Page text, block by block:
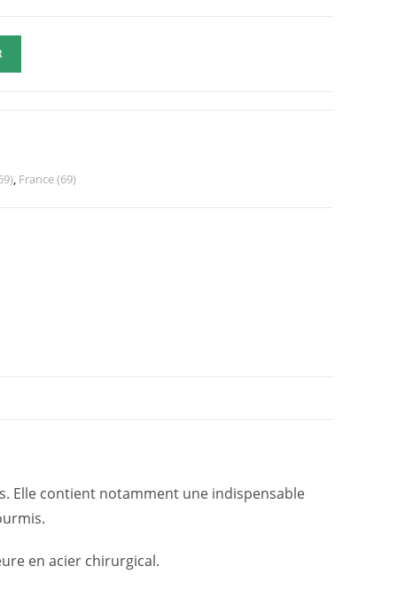
, France (69)
Elle contient notamment une indispensable
en acier chirurgical.